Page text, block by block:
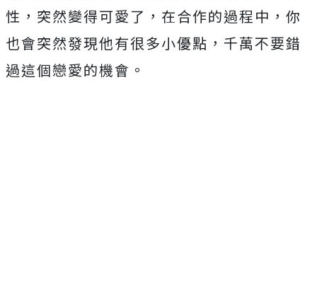
性，突然變得可愛了，在合作的過程中，你
也會突然發現他有很多小優點，千萬不要錯
過這個戀愛的機會。